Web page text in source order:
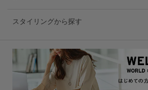
スタイリングから探す